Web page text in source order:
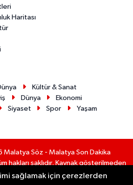
Haritası
Kültür & Sanat
Dünya
Ekonomi
Siyaset Spor Yaşam
Söz - Malatya Son Dakika
hakları saklıdır. Kaynak gösterilmeden
alıntı yapılamaz.
sağlamak için çerezlerden